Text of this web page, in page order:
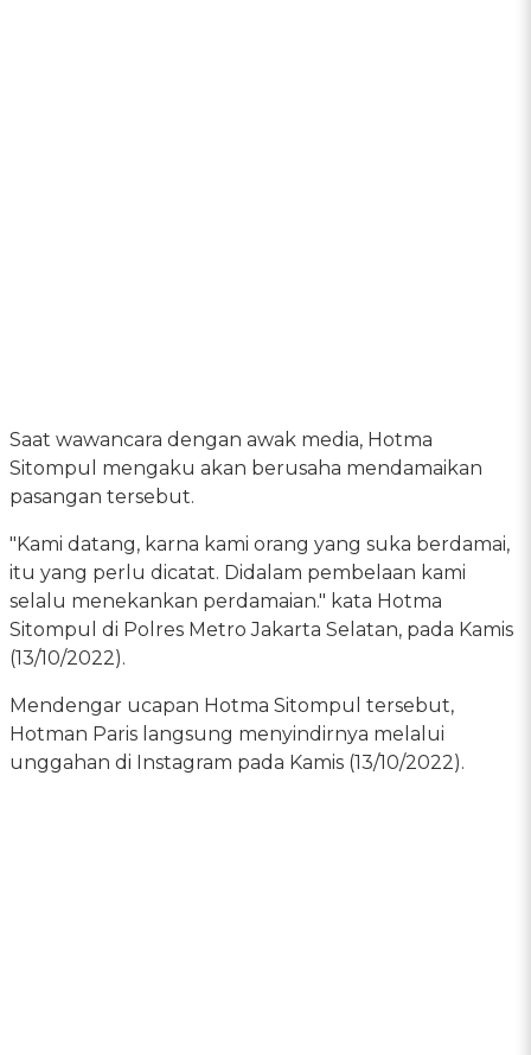
Saat wawancara dengan awak media, Hotma
Sitompul mengaku akan berusaha mendamaikan
pasangan tersebut.
"Kami datang, karna kami orang yang suka berdamai,
itu yang perlu dicatat. Didalam pembelaan kami
selalu menekankan perdamaian." kata Hotma
Sitompul di Polres Metro Jakarta Selatan, pada Kamis
(13/10/2022).
Mendengar ucapan Hotma Sitompul tersebut,
Hotman Paris langsung menyindirnya melalui
unggahan di Instagram pada Kamis (13/10/2022).